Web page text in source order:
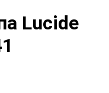
Lucide